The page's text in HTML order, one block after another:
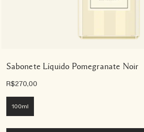
Sabonete Líquido Pomegranate Noir
R$270,00
100ml